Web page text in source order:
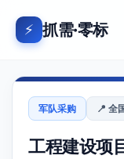
⚡ 抓需·零标
军队采购 📍 全
工程建设项